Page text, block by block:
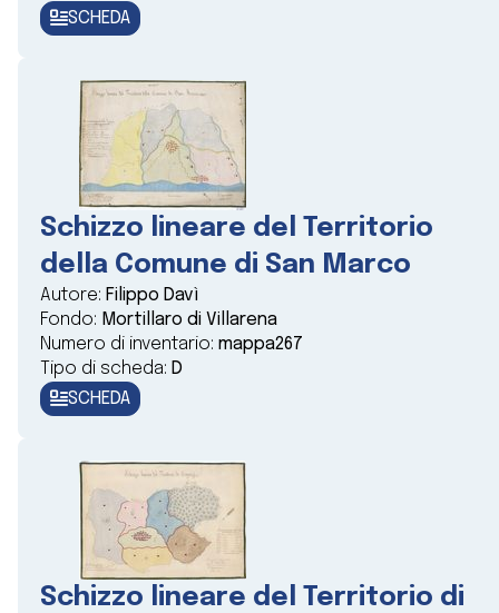
SCHEDA
Schizzo lineare del Territorio
della Comune di San Marco
Autore: Filippo Davì
Fondo: Mortillaro di Villarena
Numero di inventario: mappa267
Tipo di scheda: D
SCHEDA
Schizzo lineare del Territorio di